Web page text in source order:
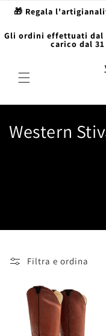
direttamente
🎁 Regala
Gli ordini effettuati dal
carico dal
C
e
i
Western
Filtra e ordina